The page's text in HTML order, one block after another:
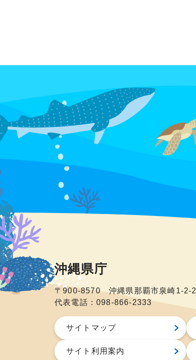
沖縄県庁
〒900-8570 沖縄県那覇市泉崎1-2-2
代表電話：098-866-2333
サイトマップ
サイト利用案内